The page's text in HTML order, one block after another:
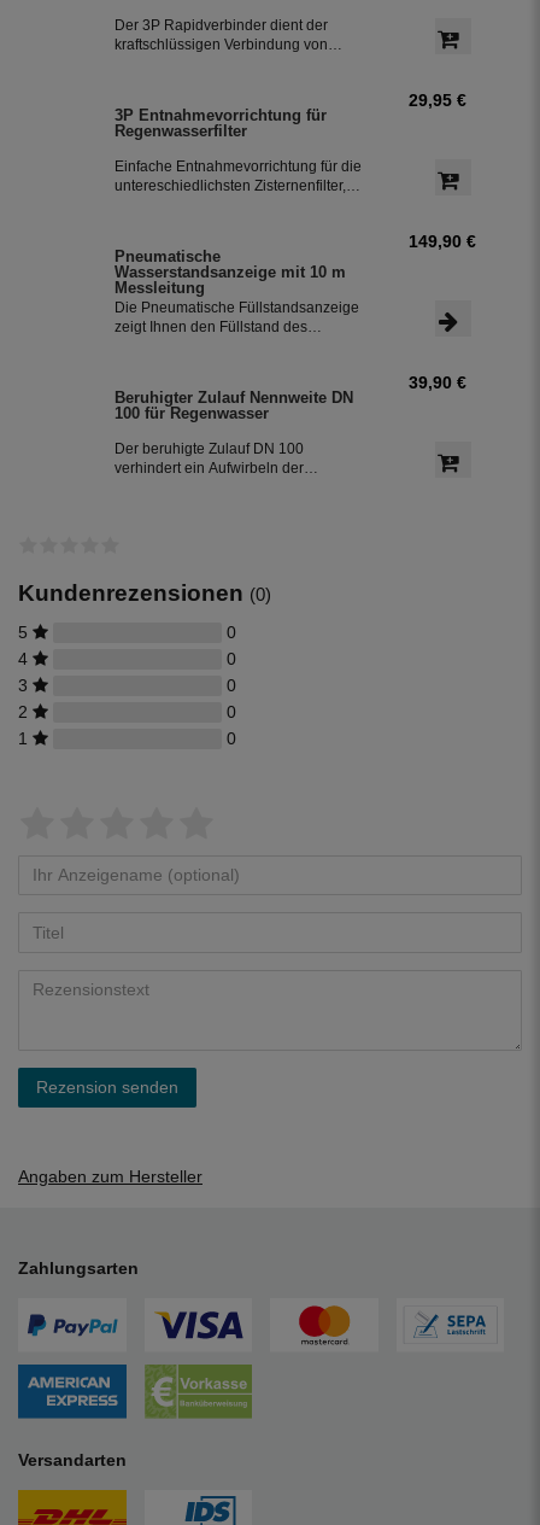
Der 3P Rapidverbinder dient der
kraftschlüssigen Verbindung von
Reinigungszwecken eingestiegen
werden muss
3P Entnahmevorrichtung für
Regenwasserfilter
Einfache Entnahmevorrichtung für die
untereschiedlichsten Zisternenfilter,
29,95 €
Pneumatische
Wasserstandsanzeige mit 10 m
Messleitung
Die Pneumatische Füllstandsanzeige
zeigt Ihnen den Füllstand des
149,90 €
Beruhigter Zulauf Nennweite DN
100 für Regenwasser
Der beruhigte Zulauf DN 100
verhindert ein Aufwirbeln der
39,90 €
Kundenrezensionen (0)
5
0
4
0
3
0
2
0
1
0
Rezension senden
Angaben zum Hersteller
Zahlungsarten
Versandarten